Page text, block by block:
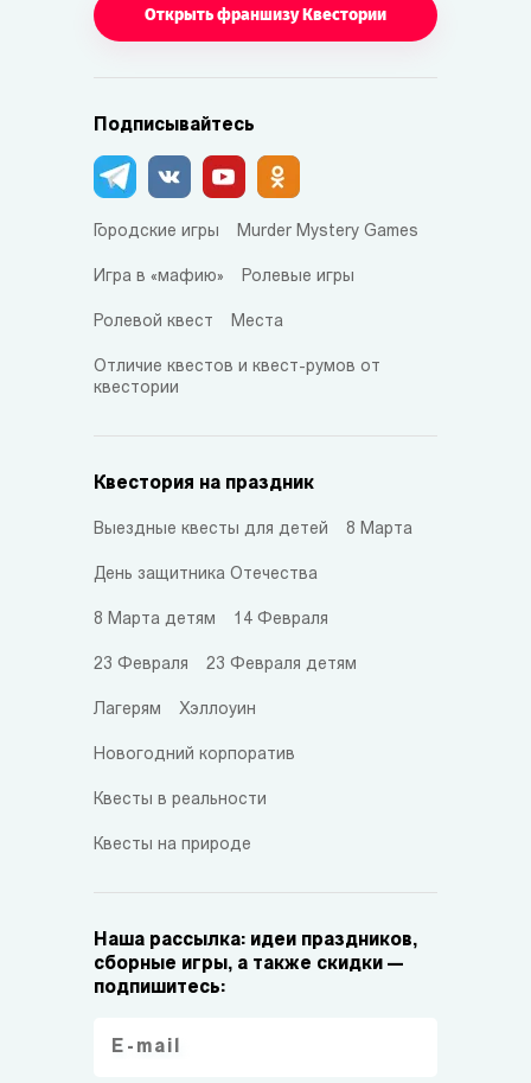
Открыть франшизу Квестории
Подписывайтесь
Городские игры Murder Mystery Games
Игра в «мафию» Ролевые игры
Ролевой квест Места
Отличие квестов и квест-румов от
квестории
Квестория на праздник
Выездные квесты для детей 8 Марта
День защитника Отечества
8 Марта детям 14 Февраля
23 Февраля 23 Февраля детям
Лагерям Хэллоуин
Новогодний корпоратив
Квесты в реальности
Квесты на природе
Наша рассылка: идеи праздников,
сборные игры, а также скидки —
подпишитесь: